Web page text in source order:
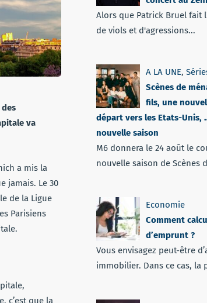
va
a mis la
jamais. Le 30
de la Ligue
Parisiens
c’est que la
Alors que Patrick Bruel fait
de viols et d'agressions...
A LA UNE,
Scènes de
fils, une
départ vers les Etats-Unis,
nouvelle saison
M6 donnera le 24 août le
nouvelle saison de Scènes
Economie
Comment
d’emprunt ?
Vous envisagez peut-être
immobilier. Dans ce cas, la